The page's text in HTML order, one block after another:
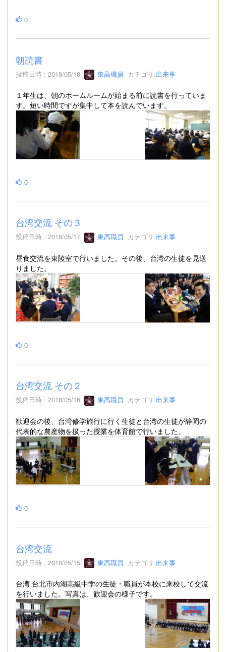
0
朝読書
投稿日時 : 2018/05/18 東高職員 カテゴリ:出来事
１年生は、朝のホームルームが始まる前に読書を行っていま
す。短い時間ですが集中して本を読んでいます。
0
台湾交流 その３
投稿日時 : 2018/05/17 東高職員 カテゴリ:出来事
昼食交流を東陵室で行いました。その後、台湾の生徒を見送
りました。
0
台湾交流 その２
投稿日時 : 2018/05/16 東高職員 カテゴリ:出来事
歓迎会の後、台湾修学旅行に行く生徒と台湾の生徒が静岡の
代表的な農産物を扱った授業を体育館で行いました。
0
台湾交流
投稿日時 : 2018/05/15 東高職員 カテゴリ:出来事
台湾 台北市内湖高級中学の生徒・職員が本校に来校して交流
を行いました。写真は、歓迎会の様子です。